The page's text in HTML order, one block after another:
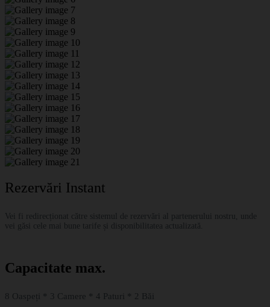
Rezervări Instant
Vei fi redirecționat către sistemul de rezervări al partenerului nostru, unde
vei găsi cele mai bune tarife și disponibilitatea actualizată.
Capacitate max.
8 Oaspeți * 3 Camere * 4 Paturi * 2 Băi